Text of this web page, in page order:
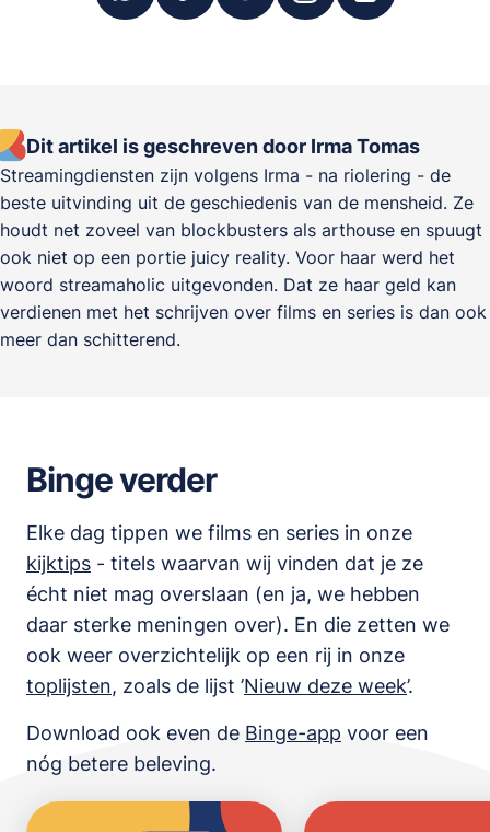
Dit artikel is geschreven door Irma Tomas
Streamingdiensten zijn volgens Irma - na riolering - de
beste uitvinding uit de geschiedenis van de mensheid. Ze
houdt net zoveel van blockbusters als arthouse en spuugt
ook niet op een portie juicy reality. Voor haar werd het
woord streamaholic uitgevonden. Dat ze haar geld kan
verdienen met het schrijven over films en series is dan ook
meer dan schitterend.
Binge verder
Elke dag tippen we films en series in onze
kijktips - titels waarvan wij vinden dat je ze
écht niet mag overslaan (en ja, we hebben
daar sterke meningen over). En die zetten we
ook weer overzichtelijk op een rij in onze
toplijsten, zoals de lijst ’Nieuw deze week’.
Download ook even de Binge-app voor een
nóg betere beleving.